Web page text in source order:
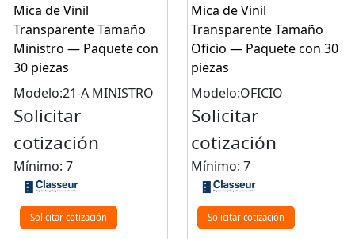
Mica de Vinil
Transparente Tamaño
Ministro — Paquete con
30 piezas
Modelo:21-A MINISTRO
Solicitar
cotización
Mínimo: 7
Solicitar cotización
Mica de Vinil
Transparente Tamaño
Oficio — Paquete con 30
piezas
Modelo:OFICIO
Solicitar
cotización
Mínimo: 7
Solicitar cotización